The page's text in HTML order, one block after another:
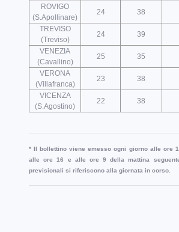
ROVIGO
(S.Apollinare)
24 38
TREVISO
(Treviso)
24 39
VENEZIA
(Cavallino)
25 35
VERONA
(Villafranca)
23 38
VICENZA
(S.Agostino)
22 38
* Il bollettino viene emesso ogni giorno alle ore
alle ore 16 e alle ore 9 della mattina
previsionali si riferiscono alla giornata in corso.